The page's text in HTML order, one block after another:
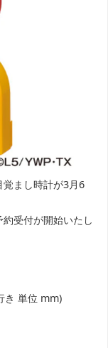
まし時計が3月6
受付が開始いたし
単位 mm)